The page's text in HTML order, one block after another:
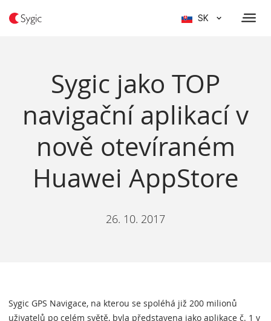
SK
Sygic jako TOP
navigační aplikací v
nově otevíraném
Huawei AppStore
26. 10. 2017
Sygic GPS Navigace, na kterou se spoléhá již 200 milionů
uživatelů po celém světě, byla představena jako aplikace č. 1 v